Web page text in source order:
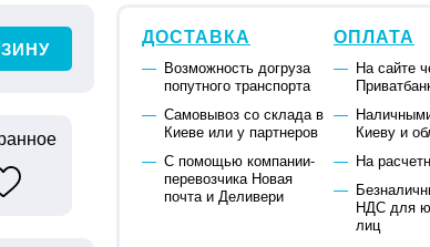
ДОСТАВКА
Возможность догруза
попутного транспорта
Самовывоз со склада в
Киеве или у партнеров
С помощью компании-
перевозчика Новая
почта и Деливери
ОПЛАТА
На сайте
Киеву и
На
НДС для
лиц